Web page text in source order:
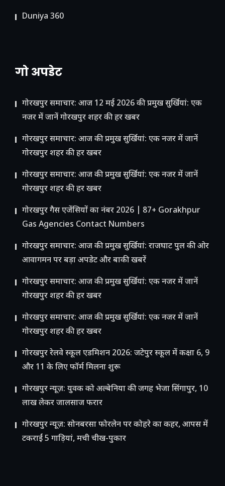
Duniya 360
गो अपडेट
गोरखपुर समाचार: आज 12 मई 2026 की प्रमुख सुर्खियां: एक
नजर में जानें गोरखपुर शहर की हर खबर
गोरखपुर समाचार: आज की प्रमुख सुर्खियां: एक नजर में जानें
गोरखपुर शहर की हर खबर
गोरखपुर समाचार: आज की प्रमुख सुर्खियां: एक नजर में जानें
गोरखपुर शहर की हर खबर
गोरखपुर गैस एजेंसियों का नंबर 2026 | 87+ Gorakhpur
Gas Agencies Contact Numbers
गोरखपुर समाचार: आज की प्रमुख सुर्खियां: राजघाट पुल की ओर
आवागमन पर बड़ा अपडेट और बाकी खबरें
गोरखपुर समाचार: आज की प्रमुख सुर्खियां: एक नजर में जानें
गोरखपुर शहर की हर खबर
गोरखपुर समाचार: आज की प्रमुख सुर्खियां: एक नजर में जानें
गोरखपुर शहर की हर खबर
गोरखपुर रेलवे स्कूल एडमिशन 2026: जटेपुर स्कूल में कक्षा 6, 9
और 11 के लिए फॉर्म मिलना शुरू
गोरखपुर न्यूज़: युवक को अल्बेनिया की जगह भेजा सिंगापुर, 10
लाख लेकर जालसाज फरार
गोरखपुर न्यूज़: सोनबरसा फोरलेन पर कोहरे का कहर, आपस में
टकराईं 5 गाड़ियां, मची चीख-पुकार